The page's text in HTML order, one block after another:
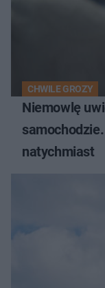
CHWILE GROZY
Niemowlę
natychmiast